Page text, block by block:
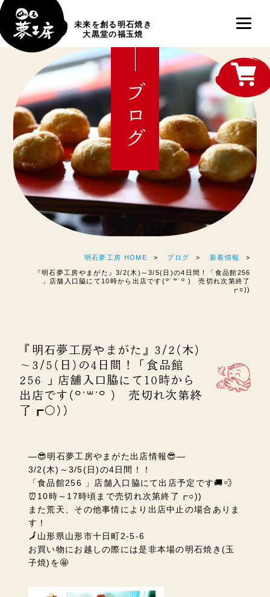
未来を創る明石焼き
大黒堂の福玉焼
ブログ
明石夢工房 HOME ブログ 新着情報
『明石夢工房やまがた』3/2(木)～3/5(日)の4日間！「食品館256
」店舗入口脇にて10時から出店です(꒪˙꒳˙꒪ ) 売切れ次第終了
┏○))
『明石夢工房やまがた』3/2(木)
～3/5(日)の4日間！「食品館
256 」店舗入口脇にて10時から
出店です(꒪˙꒳˙꒪ ) 売切れ次第終
了┏○))
―😎明石夢工房やまがた出店情報😎―
3/2(木)～3/5(日)の4日間！！
「食品館256 」店舗入口脇にて出店予定です🚚💨
⏰10時～17時頃まで売切れ次第終了┏○))
また荒天、その他事情により出店中止の場合ありま
す！
🗾山形県山形市十日町2-5-6
お買い物にお越しの際には是非本場の明石焼き(玉
子焼)を🤩
shop